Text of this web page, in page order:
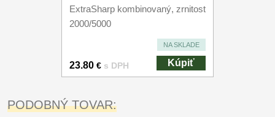
ExtraSharp kombinovaný, zrnitost
2000/5000
NA SKLADE
23.80 € s DPH Kúpiť
PODOBNÝ TOVAR: